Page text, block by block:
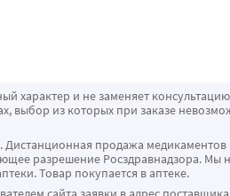
характер и не заменяет
выбор из которых при заказе
продажа медикаментов
разрешение Росздравнадзора. Мы
Товар покупается в аптеке.